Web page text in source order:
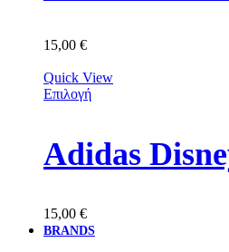
15,00 €
Quick View
Επιλογή
Adidas
15,00 €
BRANDS